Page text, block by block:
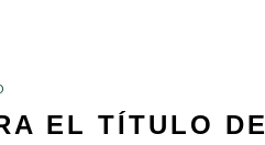
EL TÍTULO DE